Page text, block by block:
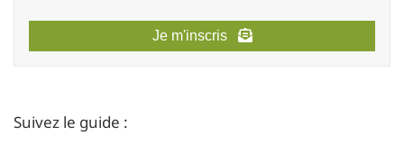
Je m'inscris
Suivez le guide :